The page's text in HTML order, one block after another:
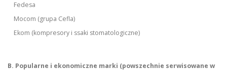
Fedesa
Mocom (grupa Cefla)
Ekom (kompresory i ssaki stomatologiczne)
B. Popularne i ekonomiczne marki (powszechnie serwisowane w